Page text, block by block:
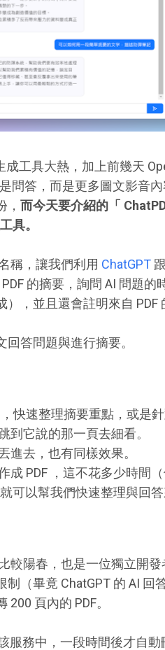
工具大熱，加上前幾天
問答，而是更多圖文影音
而今天要介紹的「
具。
稱，讓我們利用 ChatGPT
的摘要，詢問 AI 問題的
，並且還會註明來自 PDF
答問題與進行摘要。
快速整理摘要重點，或是
到它說的那一頁去細看。
進去，也有同樣效果。
成 PDF ，這不花多少時間
可以幫我們快速整理與回
較陽春，也是一位獨立開
（畢竟 ChatGPT 的 AI 回
頁內的 PDF。
服務中，一段時間後才自